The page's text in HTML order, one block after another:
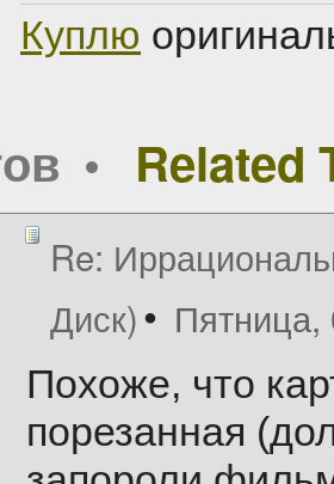
Куплю
Related
Re:
Диск)
Пятница,
Похоже, что
порезанная